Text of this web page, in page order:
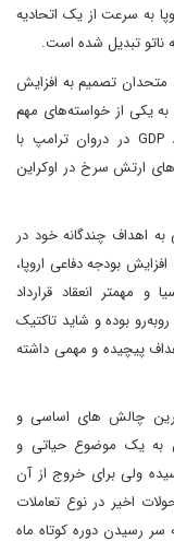
به سرعت از یک اتحادیه
تبدیل شده است.
متحدان تصمیم به افزایش
به یکی از خواسته‌های مهم
خود یعنی افرایش بودجه دفاعی اروپا به 5 درصد GDP در دروان ترامپ با
ارتش سرخ در اوکراین
به اهداف چندگانه خود در
بودجه دفاعی اروپا،
مهمتر انعقاد قرارداد
بوده و شاید تاکتیک
پیچیده و مهمی داشته
چالش های اساسی و
به یک موضوع حیاتی و
ولی برای خروج از آن
اخیر در نوع تعاملات
رسیدن دوره کوتاه ماه